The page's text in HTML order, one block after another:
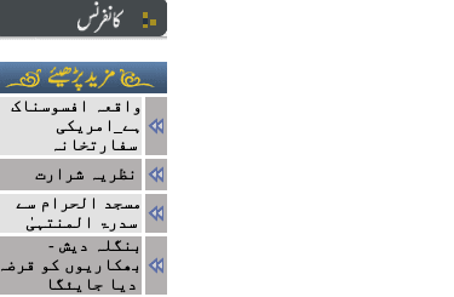
واقعہ افسوسناک
ہے_امریکی
سفارتخانہ
نظریہ شرارت
مسجد الحرام سے
سدرۃ المنتہیٰ
بنگلہ دیش -
بھکاریوں کو قرضہ
دیا جایئگا